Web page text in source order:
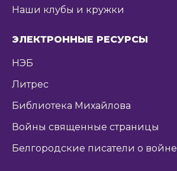
Наши клубы и кружки
ЭЛЕКТРОННЫЕ РЕСУРСЫ
НЭБ
Литрес
Библиотека Михайлова
Войны священные страницы
Белгородские писатели о войне